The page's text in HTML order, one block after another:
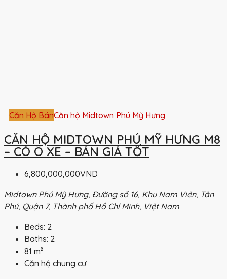
Căn Hộ BánCăn hộ Midtown Phú Mỹ Hưng
CĂN HỘ MIDTOWN PHÚ MỸ HƯNG M8
– CÓ Ô XE – BÁN GIÁ TỐT
6,800,000,000VND
Midtown Phú Mỹ Hưng, Đường số 16, Khu Nam Viên, Tân
Phú, Quận 7, Thành phố Hồ Chí Minh, Việt Nam
Beds: 2
Baths: 2
81 m²
Căn hộ chung cư